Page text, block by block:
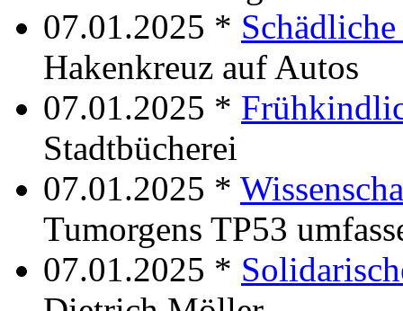
07.01.2025 *
Hakenkreuz auf Autos
07.01.2025 *
Stadtbücherei
07.01.2025 *
Tumorgens TP53
07.01.2025 *